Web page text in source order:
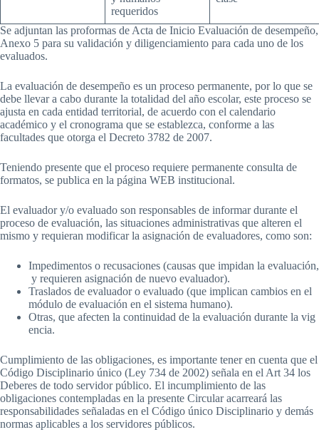
requeridos
Se adjuntan las proformas de Acta de Inicio Evaluación de desempeño,
Anexo 5 para su validación y diligenciamiento para cada uno de los
evaluados.
La evaluación de desempeño es un proceso permanente, por lo que se
debe llevar a cabo durante la totalidad del año escolar, este proceso se
ajusta en cada entidad territorial, de acuerdo con el calendario
académico y el cronograma que se establezca, conforme a las
facultades que otorga el Decreto 3782 de 2007.
Teniendo presente que el proceso requiere permanente consulta de
formatos, se publica en la página WEB institucional.
El evaluador y/o evaluado son responsables de informar durante el
proceso de evaluación, las situaciones administrativas que alteren el
mismo y requieran modificar la asignación de evaluadores, como son:
Impedimentos o recusaciones (causas que impidan la evaluación,
y requieren asignación de nuevo evaluador).
Traslados de evaluador o evaluado (que implican cambios en el
módulo de evaluación en el sistema humano).
Otras, que afecten la continuidad de la evaluación durante la vig
encia.
Cumplimiento de las obligaciones, es importante tener en cuenta que el
Código Disciplinario único (Ley 734 de 2002) señala en el Art 34 los
Deberes de todo servidor público. El incumplimiento de las
obligaciones contempladas en la presente Circular acarreará las
responsabilidades señaladas en el Código único Disciplinario y demás
normas aplicables a los servidores públicos.